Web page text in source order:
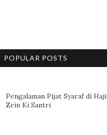
POPULAR POSTS
Pengalaman Pijat Syaraf di Haji
Zein Ki Santri